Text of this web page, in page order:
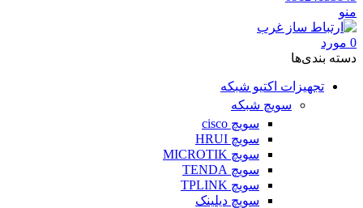
منو
0 مورد
دسته‌ بندی‌ها
تجهیزات اکتیو شبکه
سویچ شبکه
سویچ cisco
سویچ HRUI
سویچ MICROTIK
سویچ TENDA
سویچ TPLINK
سویچ دیلینک